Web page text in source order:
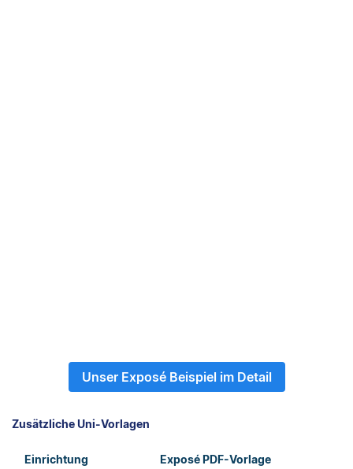
Unser Exposé Beispiel im Detail
Zusätzliche Uni-Vorlagen
Einrichtung Exposé PDF-Vorlage